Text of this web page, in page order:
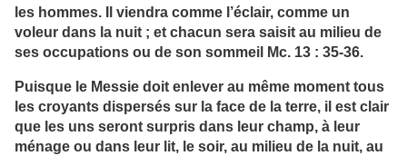
les hommes. Il viendra comme l’éclair, comme un
voleur dans la nuit ; et chacun sera saisit au milieu de
ses occupations ou de son sommeil Mc. 13 : 35-36.
Puisque le Messie doit enlever au même moment tous
les croyants dispersés sur la face de la terre, il est clair
que les uns seront surpris dans leur champ, à leur
ménage ou dans leur lit, le soir, au milieu de la nuit, au